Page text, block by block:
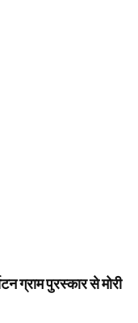
ग्राम पुरस्कार से मोरी